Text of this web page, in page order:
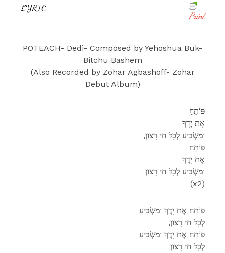
LYRIC
Print
POTEACH- Dedi- Composed by Yehoshua Buk-
Bitchu Bashem
(Also Recorded by Zohar Agbashoff- Zohar
Debut Album)
פּוֹתֵחַ
אֶת יָדֶךָ
,וּמַשְׂבִּיעַ לְכָל חַי רָצוֹן
פּוֹתֵחַ
אֶת יָדֶךָ
וּמַשְׂבִּיעַ לְכָל חַי רָצוֹן
(x2)
פּוֹתֵחַ אֶת יָדֶךָ וּמַשְׂבִּיעַ
,לְכָל חַי רָצוֹן
פּוֹתֵחַ אֶת יָדֶךָ וּמַשְׂבִּיעַ
לְכָל חַי רָצוֹן